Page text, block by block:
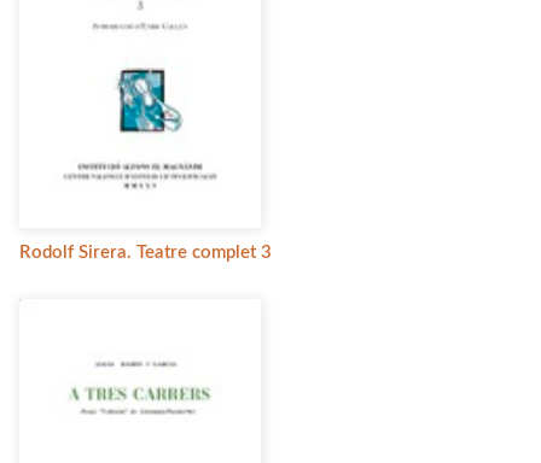
Rodolf Sirera. Teatre complet 3